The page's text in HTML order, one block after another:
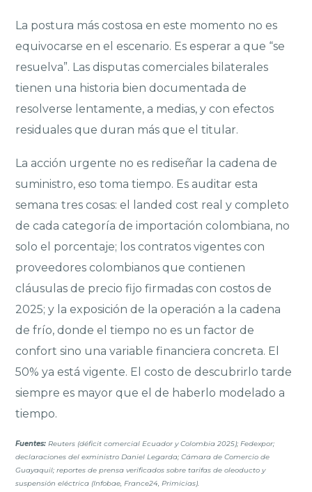
La postura más costosa en este momento no es
equivocarse en el escenario. Es esperar a que “se
resuelva”. Las disputas comerciales bilaterales
tienen una historia bien documentada de
resolverse lentamente, a medias, y con efectos
residuales que duran más que el titular.
La acción urgente no es rediseñar la cadena de
suministro, eso toma tiempo. Es auditar esta
semana tres cosas: el landed cost real y completo
de cada categoría de importación colombiana, no
solo el porcentaje; los contratos vigentes con
proveedores colombianos que contienen
cláusulas de precio fijo firmadas con costos de
2025; y la exposición de la operación a la cadena
de frío, donde el tiempo no es un factor de
confort sino una variable financiera concreta. El
50% ya está vigente. El costo de descubrirlo tarde
siempre es mayor que el de haberlo modelado a
tiempo.
Fuentes:Reuters (déficit comercial Ecuador y Colombia 2025); Fedexpor;
declaraciones del exministro Daniel Legarda; Cámara de Comercio de
Guayaquil; reportes de prensa verificados sobre tarifas de oleoducto y
suspensión eléctrica (Infobae, France24, Primicias).